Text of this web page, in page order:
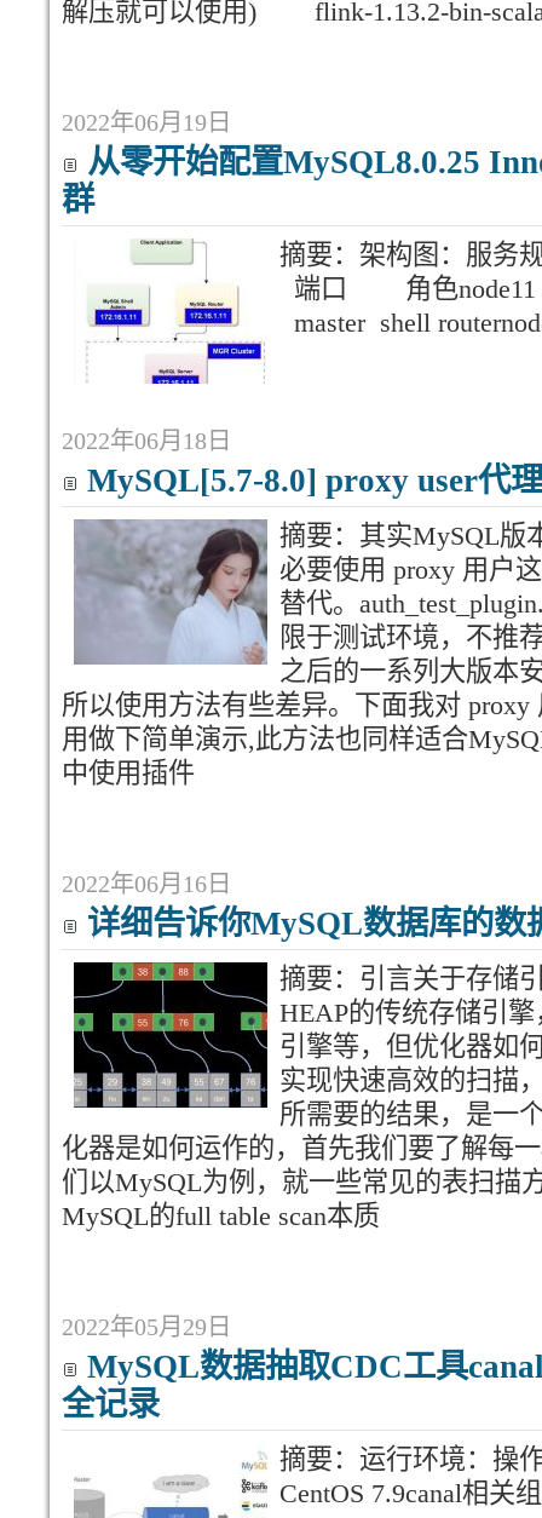
解压就可以使用) flink-1.13.2-bin-
2022年06月19日
从零开始配置MySQL8.0.25
群
摘要：架构图
端口 角色
master shell
2022年06月18日
MySQL[5.7-8.0] proxy user代
摘要：其实MySQL版
必要使用 proxy 用户
替代。
限于测试环境，不推
之后的一系列大版本
所以使用方法有些差异。下面我对 proxy
用做下简单演示,此方法也同样适合
中使用插件
2022年06月16日
详细告诉你MySQL数据库的数
摘要：引言关于存储
HEAP的传统存储引
引擎等，但优化器如
实现快速高效的扫描
所需要的结果，是一
化器是如何运作的，首先我们要了解每
们以MySQL为例，就一些常见的表扫描
MySQL的full table scan本质
2022年05月29日
MySQL数据抽取CDC工具
全记录
摘要：运行
CentOS